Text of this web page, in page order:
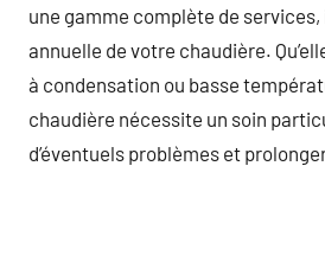
une gamme complète de
annuelle de votre chaudière.
à condensation ou basse
chaudière nécessite un soin
d’éventuels problèmes et